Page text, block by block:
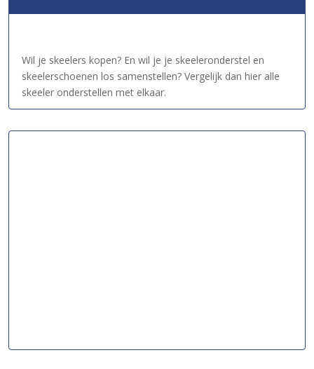
Wil je skeelers kopen? En wil je je skeeleronderstel en
skeelerschoenen los samenstellen? Vergelijk dan hier alle
skeeler onderstellen met elkaar.